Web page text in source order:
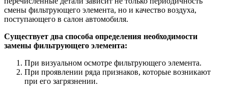
смены фильтрующего элемента, но и качество воздуха,
поступающего в салон автомобиля.
Существует два способа определения необходимости
замены фильтрующего элемента:
При визуальном осмотре фильтрующего элемента.
При проявлении ряда признаков, которые возникают
при его загрязнении.